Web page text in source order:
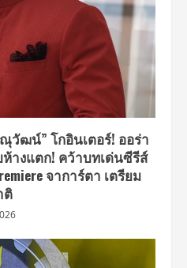
วัฒน์” โกอินเตอร์! ออร่า
างแตก! คว้าบทเด่นซีรีส์
จาการ์ตา เตรียม
ติ